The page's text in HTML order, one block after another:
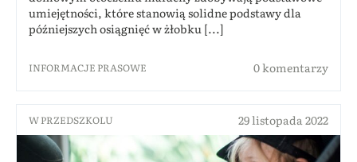
umiejętności, które stanowią solidne podstawy dla
późniejszych osiągnięć w żłobku [...]
INFORMACJE PRASOWE 0 komentarzy
W PRZEDSZKOLU 29 listopada 2022